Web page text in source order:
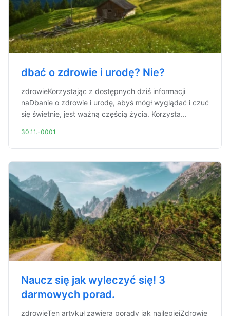
dbać o zdrowie i urodę? Nie?
zdrowieKorzystając z dostępnych dziś informacji
naDbanie o zdrowie i urodę, abyś mógł wyglądać i czuć
się świetnie, jest ważną częścią życia. Korzysta...
30.11.-0001
Naucz się jak wyleczyć się! 3
darmowych porad.
zdrowieTen artykuł zawiera porady jak najlepiejZdrowie